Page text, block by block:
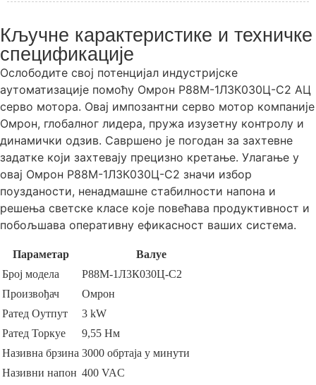
Кључне карактеристике и техничке
спецификације
Ослободите свој потенцијал индустријске
аутоматизације помоћу Омрон Р88М-1Л3К030Ц-С2 АЦ
серво мотора. Овај импозантни серво мотор компаније
Омрон, глобалног лидера, пружа изузетну контролу и
динамички одзив. Савршено је погодан за захтевне
задатке који захтевају прецизно кретање. Улагање у
овај Омрон Р88М-1Л3К030Ц-С2 значи избор
поузданости, ненадмашне стабилности напона и
решења светске класе које повећава продуктивност и
побољшава оперативну ефикасност ваших система.
Параметар
Валуе
Број модела
Р88М-1Л3К030Ц-С2
Произвођач
Омрон
Ратед Оутпут
3 kW
Ратед Торкуе
9,55 Нм
Називна брзина 3000 обртаја у минути
Називни напон 400 VAC